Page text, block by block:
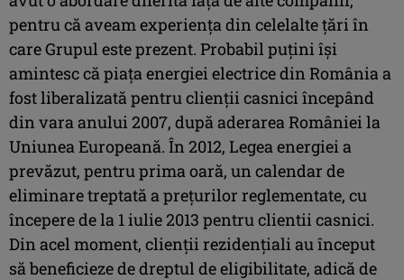
pentru că aveam experiența din celelalte țări în
care Grupul este prezent. Probabil puțini își
amintesc că piața energiei electrice din România a
fost liberalizată pentru clienții casnici începând
din vara anului 2007, după aderarea României la
Uniunea Europeană. În 2012, Legea energiei a
prevăzut, pentru prima oară, un calendar de
eliminare treptată a prețurilor reglementate, cu
începere de la 1 iulie 2013 pentru clientii casnici.
Din acel moment, clienții rezidențiali au început
să beneficieze de dreptul de eligibilitate, adică de